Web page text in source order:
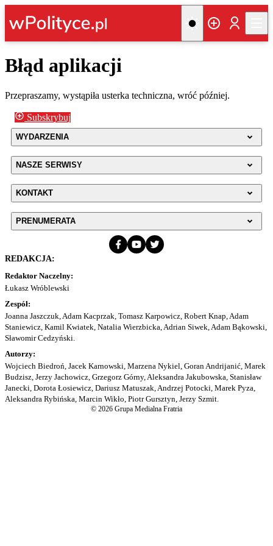
Błąd aplikacji
Przepraszamy, wystąpiła usterka techniczna, wróć później.
Subskrybuj
WYDARZENIA
NASZE SERWISY
KONTAKT
PRENUMERATA
REDAKCJA:
Redaktor Naczelny:
Łukasz Wróblewski
Zespół:
Joanna Jaszczuk, Adam Kacprzak, Tomasz Karpowicz, Robert Knap, Adam
Staniewicz, Kamil Kwiatek, Natalia Wierzbicka, Adrian Siwek, Adam Bąkowski,
Sławomir Cedzyński.
Autorzy:
Wojciech Biedroń, Jacek Karnowski, Marzena Nykiel, Goran Andrijanić, Marek
Budzisz, Jerzy Jachowicz, Grzegorz Górny, Aleksandra Jakubowska, Stanisław
Janecki, Dorota Łosiewicz, Dariusz Matuszak, Andrzej Potocki, Marek Pyza,
Aleksandra Rybińska, Marcin Wikło, Piotr Gursztyn, Jerzy Szmit.
© 2026 Grupa Medialna Fratria